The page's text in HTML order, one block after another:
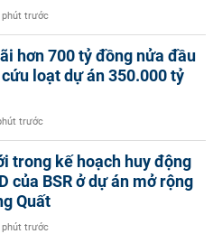
phút trước
hơn 700 tỷ đồng nửa đầu
loạt dự án 350.000 tỷ
trước
trong kế hoạch huy động
của BSR ở dự án mở rộng
Quất
phút trước